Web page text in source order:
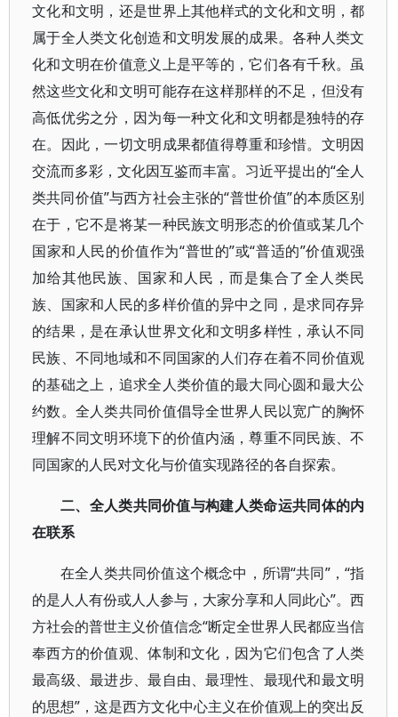
文化和文明，还是世界上其他样式的文化和文明，都
属于全人类文化创造和文明发展的成果。各种人类文
化和文明在价值意义上是平等的，它们各有千秋。虽
然这些文化和文明可能存在这样那样的不足，但没有
高低优劣之分，因为每一种文化和文明都是独特的存
在。因此，一切文明成果都值得尊重和珍惜。文明因
交流而多彩，文化因互鉴而丰富。习近平提出的“全人
类共同价值”与西方社会主张的“普世价值”的本质区别
在于，它不是将某一种民族文明形态的价值或某几个
国家和人民的价值作为“普世的”或“普适的”价值观强
加给其他民族、国家和人民，而是集合了全人类民
族、国家和人民的多样价值的异中之同，是求同存异
的结果，是在承认世界文化和文明多样性，承认不同
民族、不同地域和不同国家的人们存在着不同价值观
的基础之上，追求全人类价值的最大同心圆和最大公
约数。全人类共同价值倡导全世界人民以宽广的胸怀
理解不同文明环境下的价值内涵，尊重不同民族、不
同国家的人民对文化与价值实现路径的各自探索。
二、全人类共同价值与构建人类命运共同体的内
在联系
在全人类共同价值这个概念中，所谓“共同”，“指
的是人人有份或人人参与，大家分享和人同此心”。西
方社会的普世主义价值信念“断定全世界人民都应当信
奉西方的价值观、体制和文化，因为它们包含了人类
最高级、最进步、最自由、最理性、最现代和最文明
的思想”，这是西方文化中心主义在价值观上的突出反